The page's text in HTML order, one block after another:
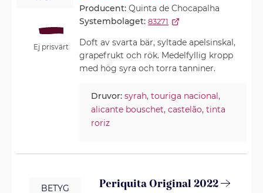
Ej prisvärt
Producent:Quinta de Chocapalha
Systembolaget: 83271
Doft av svarta bär, syltade apelsinskal,
grapefrukt och rök. Medelfyllig kropp
med hög syra och torra tanniner.
Druvor: syrah,touriga nacional,
alicante bouschet,castelão,tinta
roriz
BETYG Periquita Original 2022